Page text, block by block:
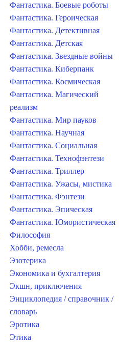
Фантастика. Боевые роботы
Фантастика. Героическая
Фантастика. Детективная
Фантастика. Детская
Фантастика. Звездные войны
Фантастика. Киберпанк
Фантастика. Космическая
Фантастика. Магический
реализм
Фантастика. Мир пауков
Фантастика. Научная
Фантастика. Социальная
Фантастика. Технофэнтези
Фантастика. Триллер
Фантастика. Ужасы, мистика
Фантастика. Фэнтези
Фантастика. Эпическая
Фантастика. Юмористическая
Философия
Хобби, ремесла
Эзотерика
Экономика и бухгалтерия
Экшн, приключения
Энциклопедия / справочник /
словарь
Эротика
Этика